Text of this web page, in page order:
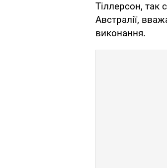
Тіллерсон, так
Австралії,
виконання.